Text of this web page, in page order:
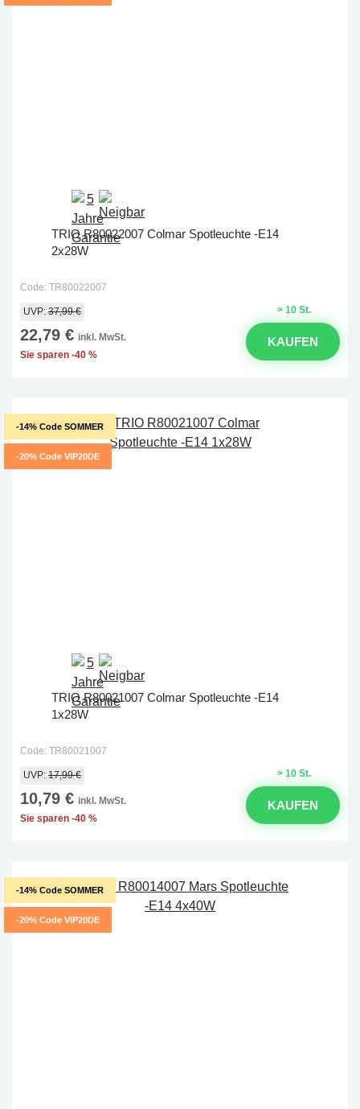
TRIO R80022007 Colmar Spotleuchte -E14
2x28W
Code: TR80022007
> 10 St.
UVP: 37,99 €
22,79 € inkl. MwSt.
Sie sparen -40 %
KAUFEN
-14% Code SOMMER
-20% Code VIP20DE
TRIO R80021007 Colmar Spotleuchte -E14
1x28W
Code: TR80021007
> 10 St.
UVP: 17,99 €
10,79 € inkl. MwSt.
Sie sparen -40 %
KAUFEN
-14% Code SOMMER
-20% Code VIP20DE